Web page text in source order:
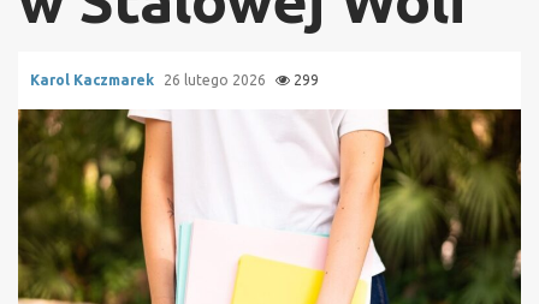
Karol Kaczmarek 26 lutego 2026 299